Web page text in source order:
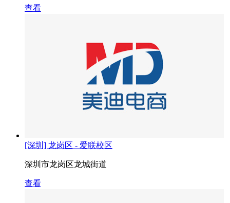
查看
[深圳] 龙岗区 - 爱联校区
深圳市龙岗区龙城街道
查看